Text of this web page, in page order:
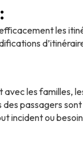
:
les
les familles,
passagers
incident ou